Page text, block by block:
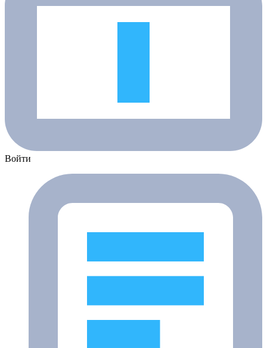
Войти